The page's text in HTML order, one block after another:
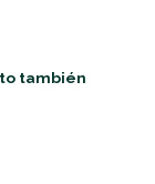
también